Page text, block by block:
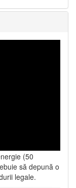
(50
să depună o
legale.